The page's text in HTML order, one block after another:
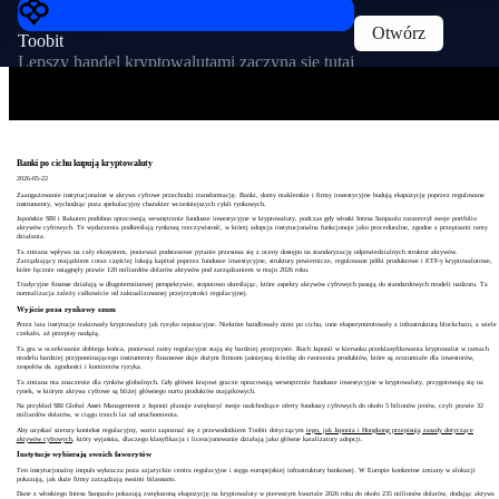
Toobit
Lepszy handel kryptowalutami zaczyna się tutaj
Otwórz
Banki po cichu kupują kryptowaluty
2026-05-22
Zaangażowanie instytucjonalne w aktywa cyfrowe przechodzi transformację. Banki, domy maklerskie i firmy inwestycyjne budują ekspozycję poprzez regulowane
instrumenty, wychodząc poza spekulacyjny charakter wcześniejszych cykli rynkowych.
Japońskie SBI i Rakuten podobno opracowują wewnętrznie fundusze inwestycyjne w kryptowaluty, podczas gdy włoski Intesa Sanpaolo rozszerzył swoje portfolio
aktywów cyfrowych. Te wydarzenia podkreślają rynkową rzeczywistość, w której adopcja instytucjonalna funkcjonuje jako proceduralne, zgodne z przepisami ramy
działania.
Ta zmiana wpływa na cały ekosystem, ponieważ podstawowe pytanie przesuwa się z oceny dostępu na standaryzację odpowiedzialnych struktur aktywów.
Zarządzający majątkiem coraz częściej lokują kapitał poprzez fundusze inwestycyjne, struktury powiernicze, regulowane półki produktowe i ETF-y kryptowalutowe,
które łącznie osiągnęły prawie 120 miliardów dolarów aktywów pod zarządzaniem w maju 2026 roku.
Tradycyjne finanse działają w długoterminowej perspektywie, stopniowo określając, które aspekty aktywów cyfrowych pasują do standardowych modeli nadzoru. Ta
normalizacja zależy całkowicie od zaktualizowanej przejrzystości regulacyjnej.
Wyjście poza rynkowy szum
Przez lata instytucje traktowały kryptowaluty jak ryzyko reputacyjne. Niektóre handlowały nimi po cichu, inne eksperymentowały z infrastrukturą blockchain, a wiele
czekało, aż przepisy nadążą.
Ta gra w oczekiwanie dobiega końca, ponieważ ramy regulacyjne stają się bardziej przejrzyste. Ruch Japonii w kierunku przeklasyfikowania kryptowalut w ramach
modelu bardziej przypominającego instrumenty finansowe daje dużym firmom jaśniejszą ścieżkę do tworzenia produktów, które są zrozumiałe dla inwestorów,
zespołów ds. zgodności i komitetów ryzyka.
Ta zmiana ma znaczenie dla rynków globalnych. Gdy główni krajowi gracze opracowują wewnętrznie fundusze inwestycyjne w kryptowaluty, przygotowują się na
rynek, w którym aktywa cyfrowe są bliżej głównego nurtu produktów majątkowych.
Na przykład SBI Global Asset Management z Japonii planuje zwiększyć swoje nadchodzące oferty funduszy cyfrowych do około 5 bilionów jenów, czyli prawie 32
miliardów dolarów, w ciągu trzech lat od uruchomienia.
Aby uzyskać szerszy kontekst regulacyjny, warto zapoznać się z przewodnikiem Toobit dotyczącym tego, jak Japonia i Hongkong przepisują zasady dotyczące
aktywów cyfrowych, który wyjaśnia, dlaczego klasyfikacja i licencjonowanie działają jako główne katalizatory adopcji.
Instytucje wybierają swoich faworytów
Ten instytucjonalny impuls wykracza poza azjatyckie centra regulacyjne i sięga europejskiej infrastruktury bankowej. W Europie konkretne zmiany w alokacji
pokazują, jak duże firmy zarządzają swoimi bilansami.
Dane z włoskiego Intesa Sanpaolo pokazują zwiększoną ekspozycję na kryptowaluty w pierwszym kwartale 2026 roku do około 235 milionów dolarów, dodając aktywa